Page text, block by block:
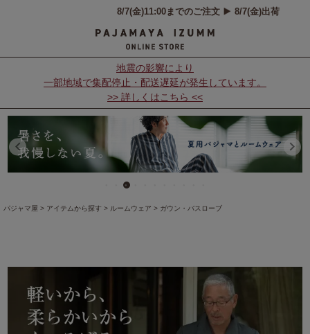
地震の影響により
一部地域で集配停止・配送遅延が発生しています。
>> 詳しくはこちら <<
パジャマ屋 アイテムから探す ルームウェア ガウン・バスローブ